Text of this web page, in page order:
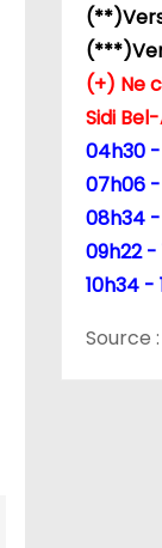
(+) Ne
Sidi
04h30
07h06
08h34
09h22 -
10h34 -
Source